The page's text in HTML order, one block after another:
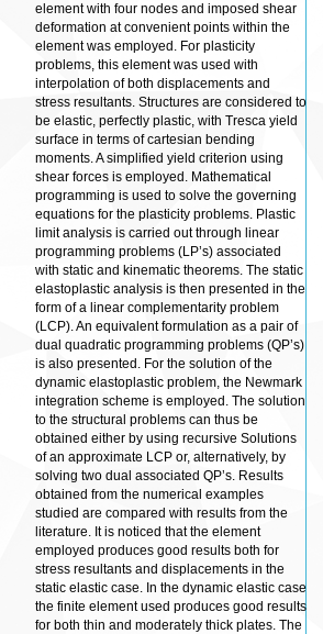
element with four nodes and imposed shear
deformation at convenient points within the
element was employed. For plasticity
problems, this element was used with
interpolation of both displacements and
stress resultants. Structures are considered to
be elastic, perfectly plastic, with Tresca yield
surface in terms of cartesian bending
moments. A simplified yield criterion using
shear forces is employed. Mathematical
programming is used to solve the governing
equations for the plasticity problems. Plastic
limit analysis is carried out through linear
programming problems (LP’s) associated
with static and kinematic theorems. The static
elastoplastic analysis is then presented in the
form of a linear complementarity problem
(LCP). An equivalent formulation as a pair of
dual quadratic programming problems (QP’s)
is also presented. For the solution of the
dynamic elastoplastic problem, the Newmark
integration scheme is employed. The solution
to the structural problems can thus be
obtained either by using recursive Solutions
of an approximate LCP or, alternatively, by
solving two dual associated QP’s. Results
obtained from the numerical examples
studied are compared with results from the
literature. It is noticed that the element
employed produces good results both for
stress resultants and displacements in the
static elastic case. In the dynamic elastic case
the finite element used produces good results
for both thin and moderately thick plates. The